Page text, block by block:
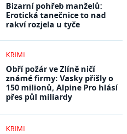
Bizarní pohřeb manželů:
Erotická tanečnice to nad
rakví rozjela u tyče
KRIMI
Obří požár ve Zlíně ničí
známé firmy: Vasky přišly o
150 milionů, Alpine Pro hlásí
přes půl miliardy
KRIMI